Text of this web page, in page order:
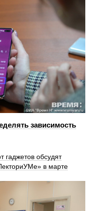
зависимость
гаджетов обсудят
в марте